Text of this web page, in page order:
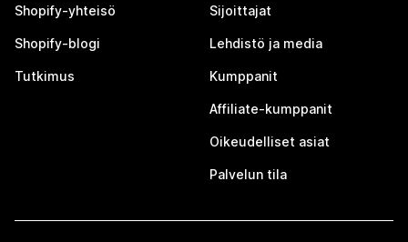
Shopify-yhteisö
Shopify-blogi
Tutkimus
Sijoittajat
Lehdistö ja media
Kumppanit
Affiliate-kumppanit
Oikeudelliset asiat
Palvelun tila